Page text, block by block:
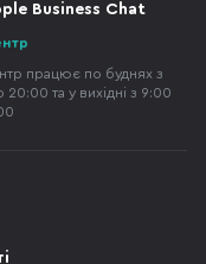
Business Chat
працює по буднях з
20:00 та у вихідні з 9:00